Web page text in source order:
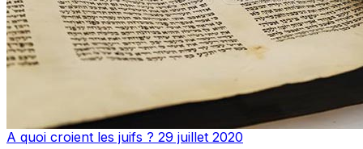
A quoi croient les juifs ? 29 juillet 2020